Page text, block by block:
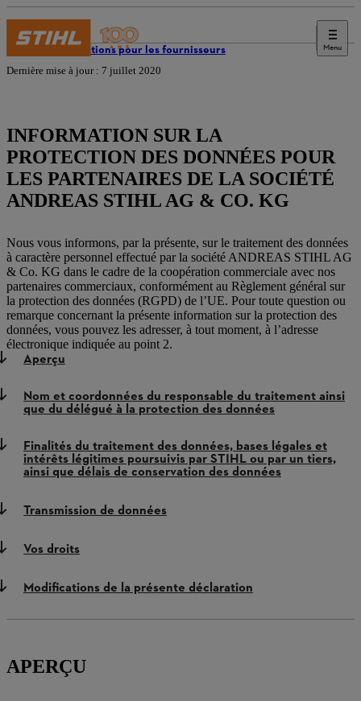
Menu
Informations pour les fournisseurs
Dernière mise à jour : 7 juillet 2020
INFORMATION SUR LA
PROTECTION DES DONNÉES POUR
LES PARTENAIRES DE LA SOCIÉTÉ
ANDREAS STIHL AG & CO. KG
Nous vous informons, par la présente, sur le traitement des données
à caractère personnel effectué par la société ANDREAS STIHL AG
& Co. KG dans le cadre de la coopération commerciale avec nos
partenaires commerciaux, conformément au Règlement général sur
la protection des données (RGPD) de l’UE. Pour toute question ou
remarque concernant la présente information sur la protection des
données, vous pouvez les adresser, à tout moment, à l’adresse
électronique indiquée au point 2.
Aperçu
Nom et coordonnées du responsable du traitement ainsi
que du délégué à la protection des données
Finalités du traitement des données, bases légales et
intérêts légitimes poursuivis par STIHL ou par un tiers,
ainsi que délais de conservation des données
Transmission de données
Vos droits
Modifications de la présente déclaration
APERÇU